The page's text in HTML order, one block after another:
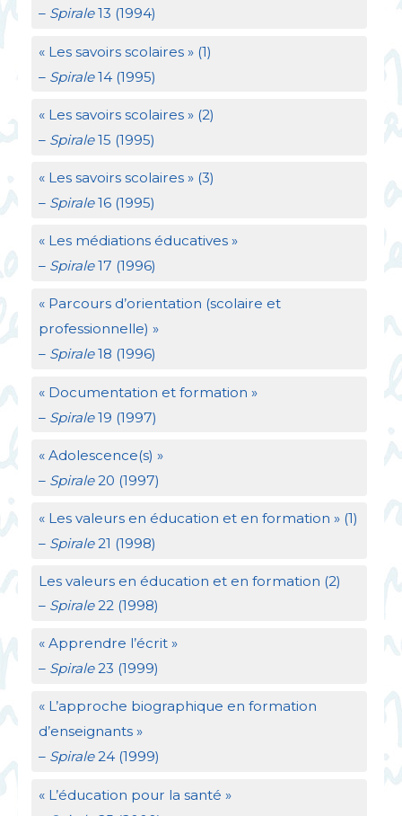
– Spirale13 (1994)
« Les savoirs scolaires » (1)
– Spirale14 (1995)
« Les savoirs scolaires » (2)
– Spirale15 (1995)
« Les savoirs scolaires » (3)
– Spirale16 (1995)
« Les médiations éducatives »
– Spirale17 (1996)
« Parcours d’orientation (scolaire et
professionnelle) »
– Spirale18 (1996)
« Documentation et formation »
– Spirale19 (1997)
« Adolescence(s) »
– Spirale20 (1997)
« Les valeurs en éducation et en formation » (1)
– Spirale21 (1998)
Les valeurs en éducation et en formation (2)
–Spirale22 (1998)
« Apprendre l’écrit »
– Spirale23 (1999)
« L’approche biographique en formation
d’enseignants »
– Spirale24 (1999)
« L’éducation pour la santé »